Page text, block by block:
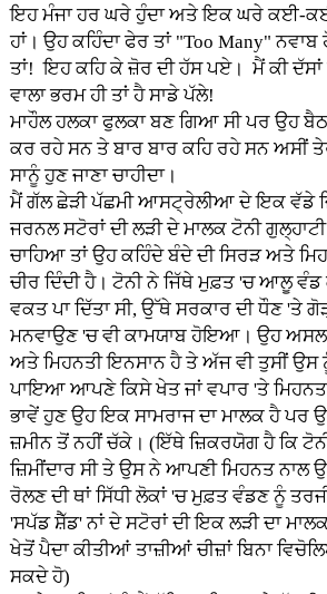
ਇਹ ਮੰਜਾ ਹਰ ਘਰੇ ਹੁੰਦਾ ਅਤੇ ਇਕ ਘਰੇ ਕਈ-
ਹਾਂ। ਉਹ ਕਹਿੰਦਾ ਫੇਰ ਤਾਂ "Too Many"
ਤਾਂ! ਇਹ ਕਹਿ ਕੇ ਜ਼ੋਰ ਦੀ ਹੱਸ ਪਏ। ਮੈਂ ਕੀ
ਵਾਲਾ ਭਰਮ ਹੀ ਤਾਂ ਹੈ ਸਾਡੇ ਪੱਲੇ!
ਮਾਹੌਲ ਹਲਕਾ ਫੁਲਕਾ ਬਣ ਗਿਆ ਸੀ ਪਰ ਉਹ
ਕਰ ਰਹੇ ਸਨ ਤੇ ਬਾਰ ਬਾਰ ਕਹਿ ਰਹੇ ਸਨ ਅਸੀਂ
ਸਾਨੂੰ ਹੁਣ ਜਾਣਾ ਚਾਹੀਦਾ।
ਮੈਂ ਗੱਲ ਛੇੜੀ ਪੱਛਮੀ ਆਸਟ੍ਰੇਲੀਆ ਦੇ ਇਕ ਵੱਡੇ
ਜਰਨਲ ਸਟੋਰਾਂ ਦੀ ਲੜੀ ਦੇ ਮਾਲਕ ਟੋਨੀ
ਚਾਹਿਆ ਤਾਂ ਉਹ ਕਹਿੰਦੇ ਬੰਦੇ ਦੀ ਸਿਰੜ ਅਤੇ
ਚੀਰ ਦਿੰਦੀ ਹੈ। ਟੋਨੀ ਨੇ ਜਿੱਥੇ ਮੁਫ਼ਤ 'ਚ ਆਲੂ
ਵਕਤ ਪਾ ਦਿੱਤਾ ਸੀ, ਉੱਥੇ ਸਰਕਾਰ ਦੀ ਧੌਣ 'ਤੇ
ਮਨਵਾਉਣ 'ਚ ਵੀ ਕਾਮਯਾਬ ਹੋਇਆ। ਉਹ
ਅਤੇ ਮਿਹਨਤੀ ਇਨਸਾਨ ਹੈ ਤੇ ਅੱਜ ਵੀ ਤੁਸੀਂ ਉਸ
ਪਾਇਆ ਆਪਣੇ ਕਿਸੇ ਖੇਤ ਜਾਂ ਵਪਾਰ 'ਤੇ
ਭਾਵੇਂ ਹੁਣ ਉਹ ਇਕ ਸਾਮਰਾਜ ਦਾ ਮਾਲਕ ਹੈ
ਜ਼ਮੀਨ ਤੋਂ ਨਹੀਂ ਚੱਕੇ। (ਇੱਥੇ ਜ਼ਿਕਰਯੋਗ ਹੈ ਕਿ
ਜ਼ਿਮੀਂਦਾਰ ਸੀ ਤੇ ਉਸ ਨੇ ਆਪਣੀ ਮਿਹਨਤ
ਰੋਲਣ ਦੀ ਥਾਂ ਸਿੱਧੀ ਲੋਕਾਂ 'ਚ ਮੁਫ਼ਤ ਵੰਡਣ ਨੂੰ
'ਸਪੱਡ ਸ਼ੈੱਡ' ਨਾਂ ਦੇ ਸਟੋਰਾਂ ਦੀ ਇਕ ਲੜੀ ਦਾ
ਖੇਤੋਂ ਪੈਦਾ ਕੀਤੀਆਂ ਤਾਜ਼ੀਆਂ ਚੀਜ਼ਾਂ ਬਿਨਾ
ਸਕਦੇ ਹੋ)